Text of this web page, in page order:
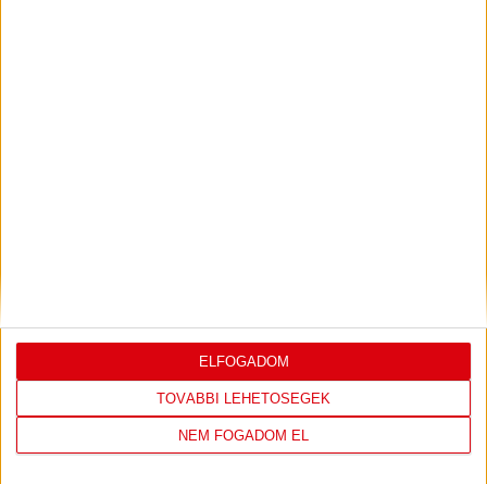
TOVÁBBI LEHETŐSÉGEK
NEM FOGADOM EL
ELFOGADOM
ÜLŐPÁRNA – EZ DEBRECEN
6.990Ft KOSÁRBA TESZEM